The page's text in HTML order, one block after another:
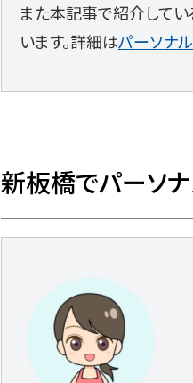
また本記事で紹介して
います。詳細はパーソナ
新板橋でパーソ